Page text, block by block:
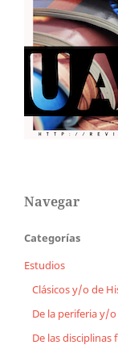
Navegar
Categorías
Estudios
Clásicos y/o de
De la periferia y/
De las disciplinas